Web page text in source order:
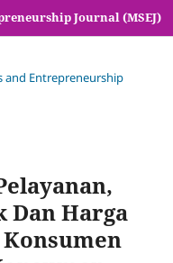
Journal (MSEJ)
and Entrepreneurship
Dan Harga